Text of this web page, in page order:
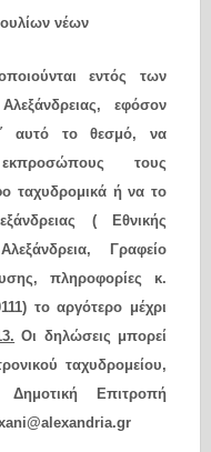
νέων
εντός των
εφόσον
αυτό το θεσμό, να
τους
ταχυδρομικά ή να το
( Εθνικής
Γραφείο
πληροφορίες κ.
το αργότερο μέχρι
Οι δηλώσεις μπορεί
ταχυδρομείου,
Επιτροπή
@alexandria.gr